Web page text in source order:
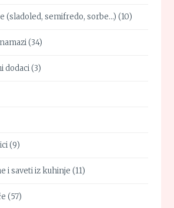
(sladoled, semifredo, sorbe…) (10)
(34)
dodaci(3)
(9)
i saveti iz kuhinje (11)
(57)